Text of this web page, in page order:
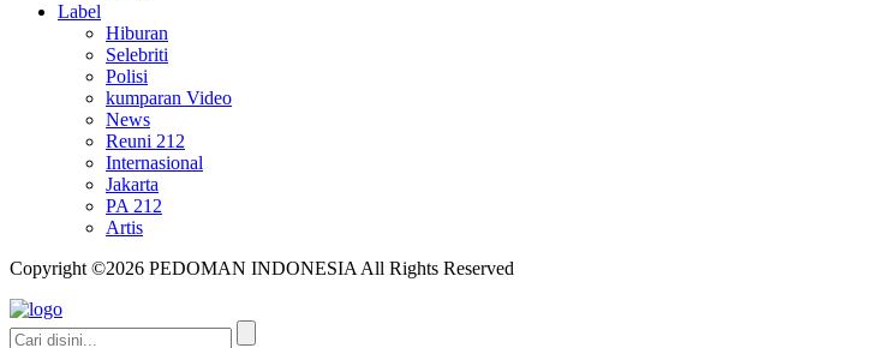
Label
Hiburan
Selebriti
Polisi
kumparan Video
News
Reuni 212
Internasional
Jakarta
PA 212
Artis
Copyright ©2026 PEDOMAN INDONESIA All Rights Reserved